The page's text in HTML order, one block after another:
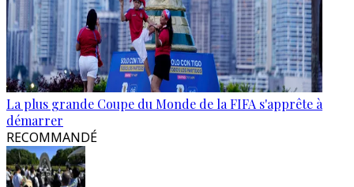
La plus grande Coupe du Monde de la FIFA s'apprête à
démarrer
RECOMMANDÉ